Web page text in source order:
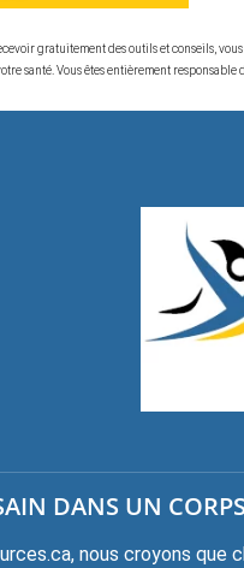
gratuitement des outils et conseils,
santé. Vous êtes entièrement
DANS UN
nous croyons